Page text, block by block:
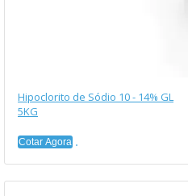
Hipoclorito de Sódio 10 - 14% GL
5KG
Cotar Agora